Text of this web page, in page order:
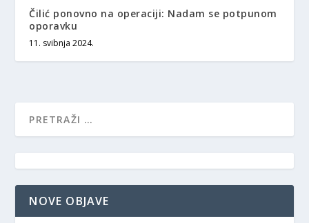
Čilić ponovno na operaciji: Nadam se potpunom
oporavku
11. svibnja 2024.
NOVE OBJAVE